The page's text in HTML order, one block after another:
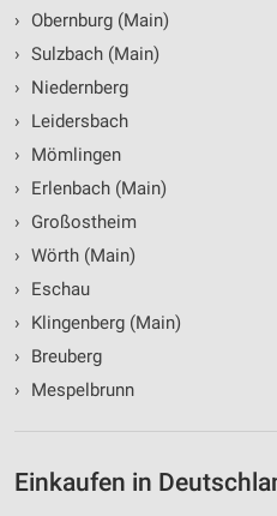
›
Obernburg (Main)
› Sulzbach (Main)
›
Niedernberg
›
Leidersbach
›
Mömlingen
›
Erlenbach (Main)
›
Großostheim
› Wörth (Main)
›
Eschau
›
Klingenberg (Main)
›
Breuberg
›
Mespelbrunn
Einkaufen in